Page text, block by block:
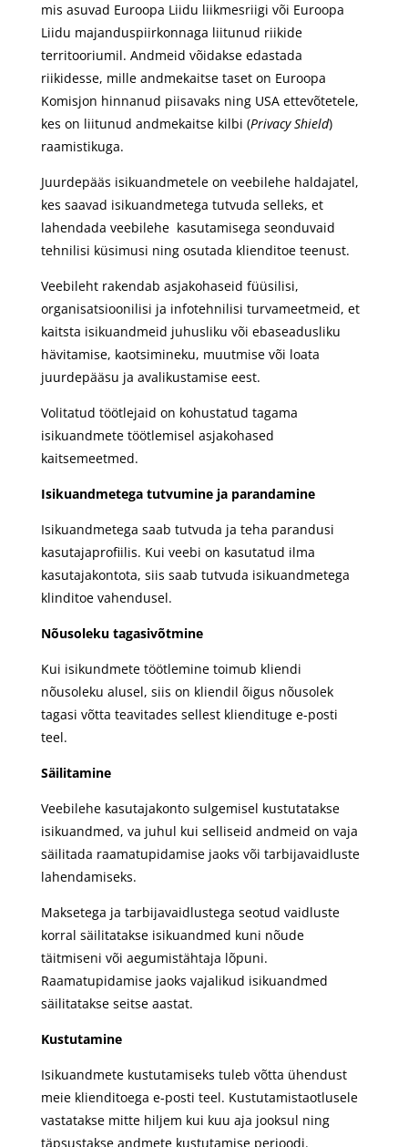
mis asuvad Euroopa Liidu liikmesriigi või Euroopa
Liidu majanduspiirkonnaga liitunud riikide
territooriumil. Andmeid võidakse edastada
riikidesse, mille andmekaitse taset on Euroopa
Komisjon hinnanud piisavaks ning USA ettevõtetele,
kes on liitunud andmekaitse kilbi (Privacy Shield)
raamistikuga.
Juurdepääs isikuandmetele on veebilehe haldajatel,
kes saavad isikuandmetega tutvuda selleks, et
lahendada veebilehe kasutamisega seonduvaid
tehnilisi küsimusi ning osutada klienditoe teenust.
Veebileht rakendab asjakohaseid füüsilisi,
organisatsioonilisi ja infotehnilisi turvameetmeid, et
kaitsta isikuandmeid juhusliku või ebaseadusliku
hävitamise, kaotsimineku, muutmise või loata
juurdepääsu ja avalikustamise eest.
Volitatud töötlejaid on kohustatud tagama
isikuandmete töötlemisel asjakohased
kaitsemeetmed.
Isikuandmetega tutvumine ja parandamine
Isikuandmetega saab tutvuda ja teha parandusi
kasutajaprofiilis. Kui veebi on kasutatud ilma
kasutajakontota, siis saab tutvuda isikuandmetega
klinditoe vahendusel.
Nõusoleku tagasivõtmine
Kui isikundmete töötlemine toimub kliendi
nõusoleku alusel, siis on kliendil õigus nõusolek
tagasi võtta teavitades sellest kliendituge e-posti
teel.
Säilitamine
Veebilehe kasutajakonto sulgemisel kustutatakse
isikuandmed, va juhul kui selliseid andmeid on vaja
säilitada raamatupidamise jaoks või tarbijavaidluste
lahendamiseks.
Maksetega ja tarbijavaidlustega seotud vaidluste
korral säilitatakse isikuandmed kuni nõude
täitmiseni või aegumistähtaja lõpuni.
Raamatupidamise jaoks vajalikud isikuandmed
säilitatakse seitse aastat.
Kustutamine
Isikuandmete kustutamiseks tuleb võtta ühendust
meie klienditoega e-posti teel. Kustutamistaotlusele
vastatakse mitte hiljem kui kuu aja jooksul ning
täpsustakse andmete kustutamise perioodi.